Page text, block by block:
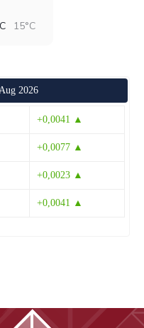
15°C
20°C
2026
+0,0041 ▲
+0,0077 ▲
+0,0023 ▲
+0,0041 ▲